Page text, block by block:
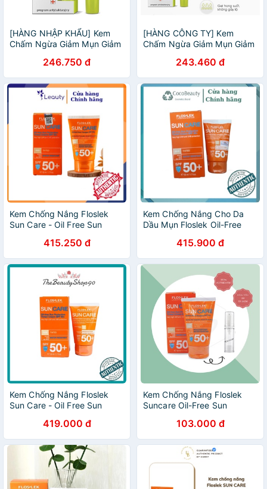
[HÀNG NHẬP KHẨU] Kem
Chấm Ngừa Giảm Mụn Giảm
Spot Gel For Imperfections
20ml
246.750 đ
[HÀNG CÔNG TY] Kem
Chấm Ngừa Giảm Mụn Giảm
Spot Gel For Imperfections
20ml
243.460 đ
Kem Chống Nắng Floslek
Sun Care - Oil Free Sun
SPF50+ 50ml Cho Da Dầu
415.250 đ
Kem Chống Nắng Cho Da
Dầu Mụn Floslek Oil-Free
415.900 đ
Kem Chống Nắng Floslek
Sun Care - Oil Free Sun
SPF50+ 50ml419.000 đ
Kem Chống Nắng Floslek
Suncare Oil-Free Sun
103.000 đ